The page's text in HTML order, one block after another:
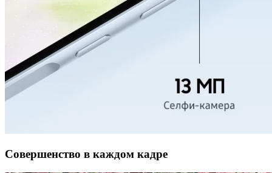
Совершенство в каждом кадре